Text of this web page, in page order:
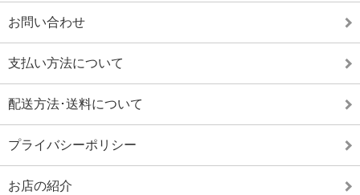
お問い合わせ
支払い方法について
配送方法･送料について
プライバシーポリシー
お店の紹介